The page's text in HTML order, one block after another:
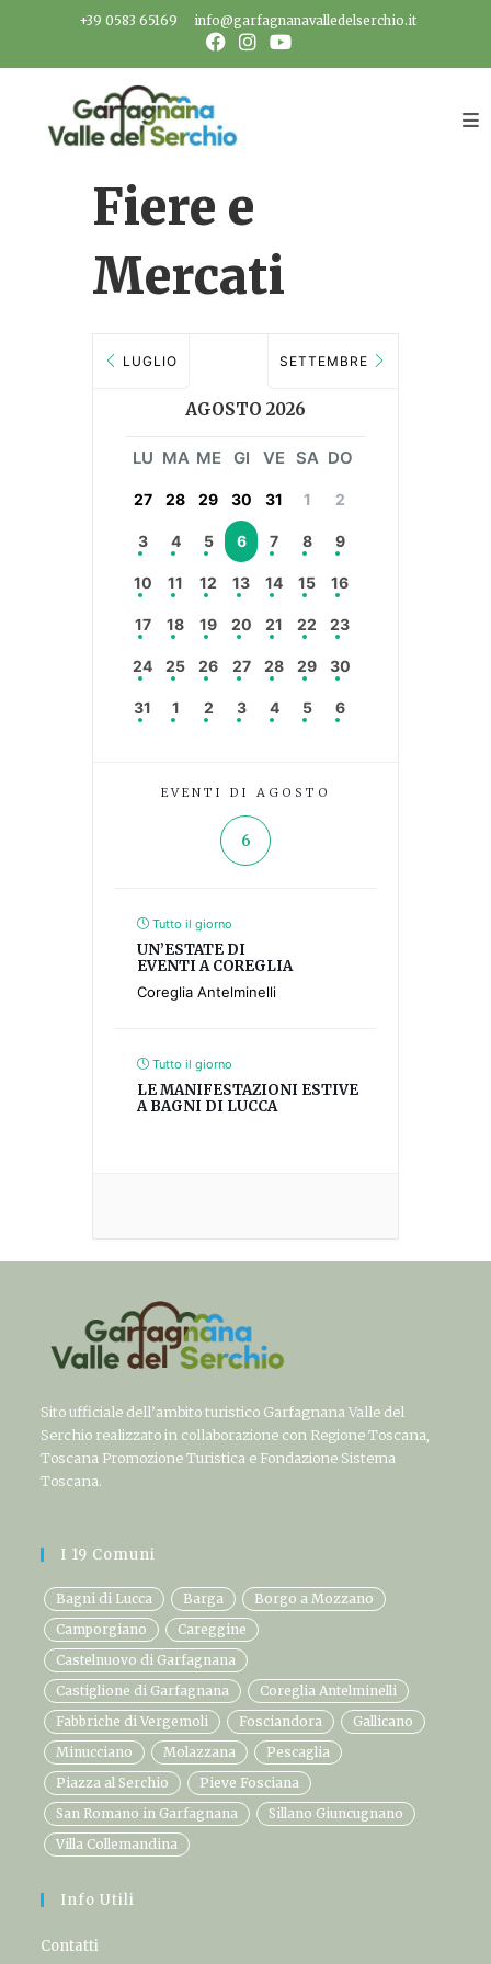
+39 0583 65169 info@garfagnanavalledelserchio.it
Fiere e
Mercati
LUGLIO
AGOSTO 2026
SETTEMBRE
LU MA ME GI VE SA DO
27 28 29 30 31 1 2
3 4 5 6 7 8 9
10 11 12 13 14 15 16
17 18 19 20 21 22 23
24 25 26 27 28 29 30
31 1 2 3 4 5 6
EVENTI DI AGOSTO
6
Tutto il giorno
UN’ESTATE DI
EVENTI A COREGLIA
Coreglia Antelminelli
Tutto il giorno
LE MANIFESTAZIONI ESTIVE
A BAGNI DI LUCCA
Sito ufficiale dell’ambito turistico Garfagnana Valle del
Serchio realizzato in collaborazione con Regione Toscana,
Toscana Promozione Turistica e Fondazione Sistema
Toscana.
I 19 Comuni
Bagni di Lucca Barga
Borgo a Mozzano
Camporgiano
Careggine
Castelnuovo di Garfagnana
Castiglione di Garfagnana
Coreglia Antelminelli
Fabbriche di Vergemoli
Fosciandora
Gallicano
Minucciano
Molazzana
Pescaglia
Piazza al Serchio
Pieve Fosciana
San Romano in Garfagnana
Sillano Giuncugnano
Villa Collemandina
Info Utili
Contatti